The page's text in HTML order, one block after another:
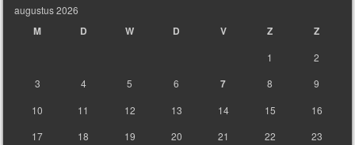
augustus 2026
M D W D V Z Z
1
2
3
4 5 6 7 8
9
10
11 12 13 14 15
16
17
18 19 20 21 22
23